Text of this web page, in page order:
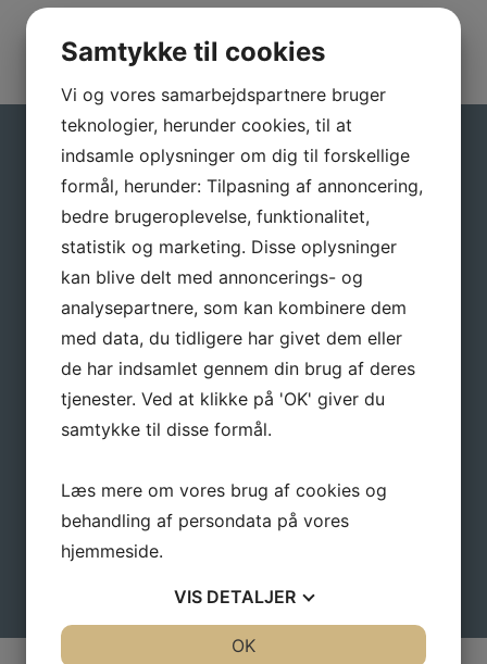
Gå ikke glip af gode tilbud
Tilmeld dig vores nyhedsbrev, hvis du vil have
nyheder og gode tilbud direkte i din indbakke.
Navn *
E-mail *
Samtykke til cookies
Vi og vores samarbejdspartnere bruger
teknologier, herunder cookies, til at
indsamle oplysninger om dig til forskellige
formål, herunder: Tilpasning af annoncering,
bedre brugeroplevelse, funktionalitet,
statistik og marketing. Disse oplysninger
kan blive delt med annoncerings- og
analysepartnere, som kan kombinere dem
med data, du tidligere har givet dem eller
de har indsamlet gennem din brug af deres
tjenester. Ved at klikke på 'OK' giver du
samtykke til disse formål.
Læs mere om vores brug af cookies og
behandling af persondata på vores
hjemmeside.
VIS DETALJER
OK